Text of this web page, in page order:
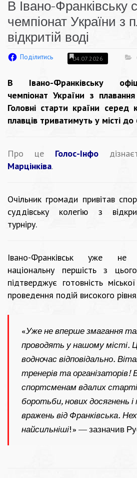
В Івано-Франківську
чемпіонат України з
відкритій воді
Поділитись 04.07.2026
В Івано-Франківську
чемпіонат України з
Головні старти країни серед
плавців триватимуть у місті
Про це Голос-Інфо
Марцінківа.
Очільник громади привітав
суддівську колегію з
турніру.
Івано-Франківськ уже
національну першість з
підтверджує готовність
проведення подій високого
«Уже не вперше змагання
проводять у нашому місті.
водночас відповідально.
тренерів та організаторів!
спортсменам вдалих
боротьби, нових досягнень і
вражень від Франківська.
найсильніші!» — зазначив